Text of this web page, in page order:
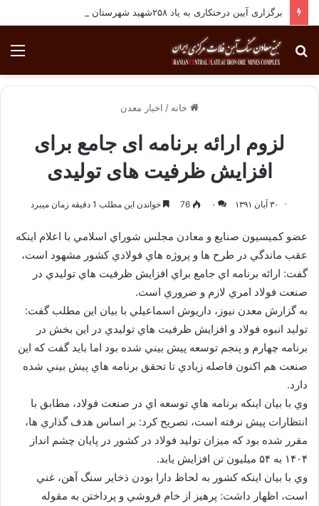
برگزاری آیین درختکاری به یاد ۲۵۸شهید شهرستان بافق
جستجو
برای
خانه / اخبار معدن
لزوم ارائه برنامه ای جامع برای
افزایش ظرفیت های تولیدی
۳۰ آبان ۱۳۹۱ ۰ 76 خواندن این مطلب 1 دقیقه زمان میبرد
عضو كميسيون صنايع و معادن مجلس شوراي اسلامي با اعلام اينكه
عقب ماندگي در طرح ها و پروژه هاي فولادي كشور مشهود است،
گفت: ارائه برنامه اي جامع براي افزايش ظرفيت هاي توليدي در
صنعت فولاد امري لازم و ضروري است.
به گزارش معدن نيوز، داريوش اسماعيلي با بيان اين مطلب گفت:
توليد انبوه فولاد و افزايش ظرفيت هاي توليدي در اين بخش در
برنامه چهارم و پنجم توسعه پيش بيني شده بود اما بايد گفت كه اين
صنعت هم اكنون فاصله زيادي تا تحقق برنامه هاي پيش بيني شده
دارد.
وي با بيان اينكه برنامه هاي توسعه اي در صنعت فولاد، مطابق با
انتظارات پيش نرفته است، تصريح كرد: بر اساس هدف گذاري ها،
مقرر شده بود كه ميزان توليد فولاد در كشور در پايان چشم انداز
۱۴۰۴ به ۵۴ ميليون تن افزايش يابد.
وي با بيان اينكه كشور به لحاظ دارا بودن ذخاير سنگ آهن، غني
است، اظهار داشت: پرهيز از خام فروشي و پرداختن به مقوله